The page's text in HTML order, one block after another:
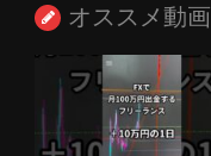
オススメ動画